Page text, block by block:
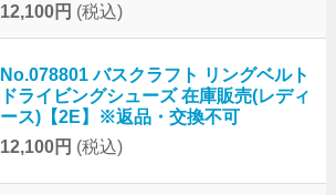
12,100円 (税込)
No.078801 バスクラフト リングベルト
ドライビングシューズ 在庫販売(レディ
ース)【2E】※返品・交換不可
12,100円 (税込)